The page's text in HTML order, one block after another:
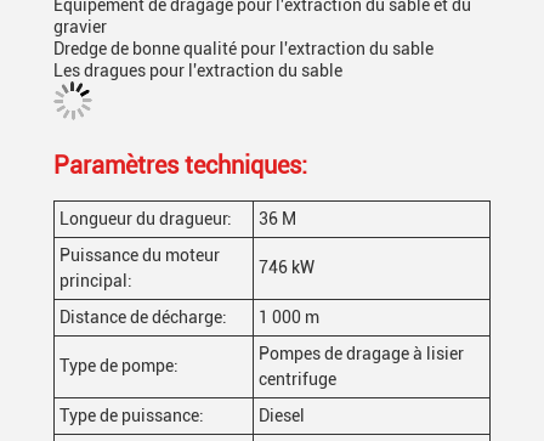
Équipement de dragage pour l'extraction du sable et du
gravier
Dredge de bonne qualité pour l'extraction du sable
Les dragues pour l'extraction du sable
Paramètres techniques:
Longueur du dragueur:
36 M
Puissance du moteur
principal:
746 kW
Distance de décharge: 1 000 m
Type de pompe:
Pompes de dragage à lisier
centrifuge
Type de puissance:
Diesel